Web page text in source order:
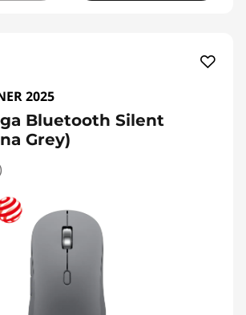
2025
Bluetooth Silent
Grey)